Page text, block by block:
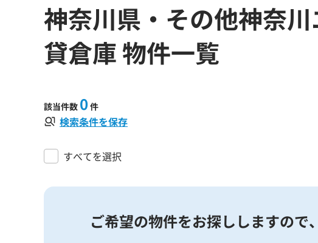
神奈川県・その他神奈
貸倉庫 物件一覧
該当件数 0 件
検索条件を保存
すべてを選択
ご希望の物件をお探ししますので、